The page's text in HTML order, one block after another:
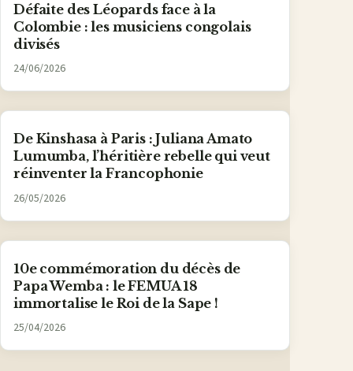
Défaite des Léopards face à la
Colombie : les musiciens congolais
divisés
24/06/2026
De Kinshasa à Paris : Juliana Amato
Lumumba, l’héritière rebelle qui veut
réinventer la Francophonie
26/05/2026
10e commémoration du décès de
Papa Wemba : le FEMUA 18
immortalise le Roi de la Sape !
25/04/2026